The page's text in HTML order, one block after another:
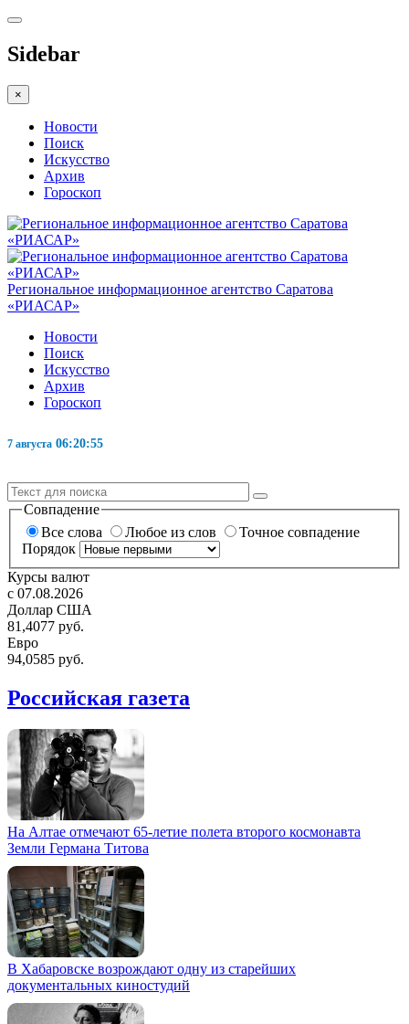
Sidebar
×
Новости
Поиск
Искусство
Архив
Гороскоп
Региональное информационное агентство Саратова
«РИАСАР»
Новости
Поиск
Искусство
Архив
Гороскоп
7 августа 06:20:56
Совпадение
Все слова
Любое из слов
Точное совпадение
Порядок
Курсы валют
c 07.08.2026
Доллар США
81,4077 руб.
Евро
94,0585 руб.
Российская газета
На Алтае отмечают 65-летие полета второго космонавта
Земли Германа Титова
В Хабаровске возрождают одну из старейших
документальных киностудий